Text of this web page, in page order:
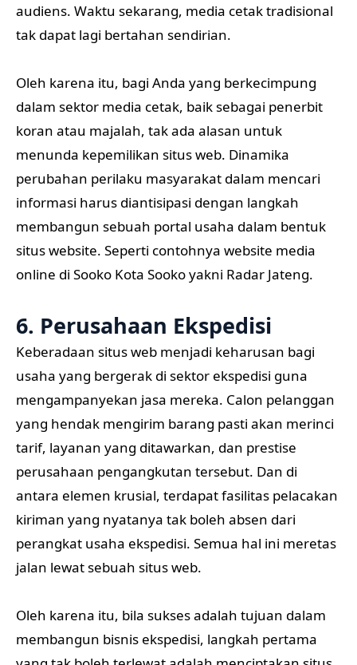
audiens. Waktu sekarang, media cetak tradisional
tak dapat lagi bertahan sendirian.
Oleh karena itu, bagi Anda yang berkecimpung
dalam sektor media cetak, baik sebagai penerbit
koran atau majalah, tak ada alasan untuk
menunda kepemilikan situs web. Dinamika
perubahan perilaku masyarakat dalam mencari
informasi harus diantisipasi dengan langkah
membangun sebuah portal usaha dalam bentuk
situs website. Seperti contohnya website media
online di Sooko Kota Sooko yakni Radar Jateng.
6. Perusahaan Ekspedisi
Keberadaan situs web menjadi keharusan bagi
usaha yang bergerak di sektor ekspedisi guna
mengampanyekan jasa mereka. Calon pelanggan
yang hendak mengirim barang pasti akan merinci
tarif, layanan yang ditawarkan, dan prestise
perusahaan pengangkutan tersebut. Dan di
antara elemen krusial, terdapat fasilitas pelacakan
kiriman yang nyatanya tak boleh absen dari
perangkat usaha ekspedisi. Semua hal ini meretas
jalan lewat sebuah situs web.
Oleh karena itu, bila sukses adalah tujuan dalam
membangun bisnis ekspedisi, langkah pertama